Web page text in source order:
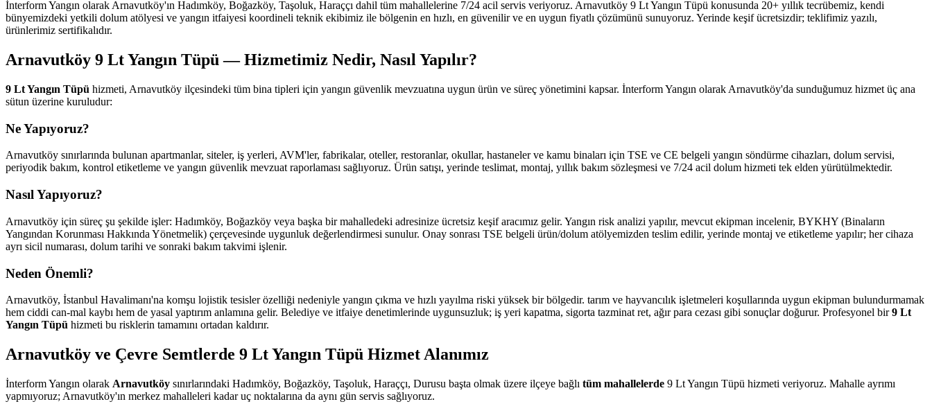
İnterform Yangın olarak Arnavutköy'ın Hadımköy, Boğazköy, Taşoluk, Haraççı dahil tüm mahallelerine 7/24 acil servis veriyoruz. Arnavutköy 9 Lt Yangın Tüpü konusunda 20+ yıllık tecrübemiz, kendi
bünyemizdeki yetkili dolum atölyesi ve yangın itfaiyesi koordineli teknik ekibimiz ile bölgenin en hızlı, en güvenilir ve en uygun fiyatlı çözümünü sunuyoruz. Yerinde keşif ücretsizdir; teklifimiz yazılı,
ürünlerimiz sertifikalıdır.
Arnavutköy 9 Lt Yangın Tüpü — Hizmetimiz Nedir, Nasıl Yapılır?
9 Lt Yangın Tüpü hizmeti, Arnavutköy ilçesindeki tüm bina tipleri için yangın güvenlik mevzuatına uygun ürün ve süreç yönetimini kapsar. İnterform Yangın olarak Arnavutköy'da sunduğumuz hizmet üç ana
sütun üzerine kuruludur:
Ne Yapıyoruz?
Arnavutköy sınırlarında bulunan apartmanlar, siteler, iş yerleri, AVM'ler, fabrikalar, oteller, restoranlar, okullar, hastaneler ve kamu binaları için TSE ve CE belgeli yangın söndürme cihazları, dolum servisi,
periyodik bakım, kontrol etiketleme ve yangın güvenlik mevzuat raporlaması sağlıyoruz. Ürün satışı, yerinde teslimat, montaj, yıllık bakım sözleşmesi ve 7/24 acil dolum hizmeti tek elden yürütülmektedir.
Nasıl Yapıyoruz?
Arnavutköy için süreç şu şekilde işler: Hadımköy, Boğazköy veya başka bir mahalledeki adresinize ücretsiz keşif aracımız gelir. Yangın risk analizi yapılır, mevcut ekipman incelenir, BYKHY (Binaların
Yangından Korunması Hakkında Yönetmelik) çerçevesinde uygunluk değerlendirmesi sunulur. Onay sonrası TSE belgeli ürün/dolum atölyemizden teslim edilir, yerinde montaj ve etiketleme yapılır; her cihaza
ayrı sicil numarası, dolum tarihi ve sonraki bakım takvimi işlenir.
Neden Önemli?
Arnavutköy, İstanbul Havalimanı'na komşu lojistik tesisler özelliği nedeniyle yangın çıkma ve hızlı yayılma riski yüksek bir bölgedir. tarım ve hayvancılık işletmeleri koşullarında uygun ekipman bulundurmamak
hem ciddi can-mal kaybı hem de yasal yaptırım anlamına gelir. Belediye ve itfaiye denetimlerinde uygunsuzluk; iş yeri kapatma, sigorta tazminat ret, ağır para cezası gibi sonuçlar doğurur. Profesyonel bir9 Lt
Yangın Tüpü hizmeti bu risklerin tamamını ortadan kaldırır.
Arnavutköy ve Çevre Semtlerde 9 Lt Yangın Tüpü Hizmet Alanımız
İnterform Yangın olarak Arnavutköy sınırlarındaki Hadımköy, Boğazköy, Taşoluk, Haraççı, Durusu başta olmak üzere ilçeye bağlı tüm mahallelerde 9 Lt Yangın Tüpü hizmeti veriyoruz. Mahalle ayrımı
yapmıyoruz; Arnavutköy'ın merkez mahalleleri kadar uç noktalarına da aynı gün servis sağlıyoruz.